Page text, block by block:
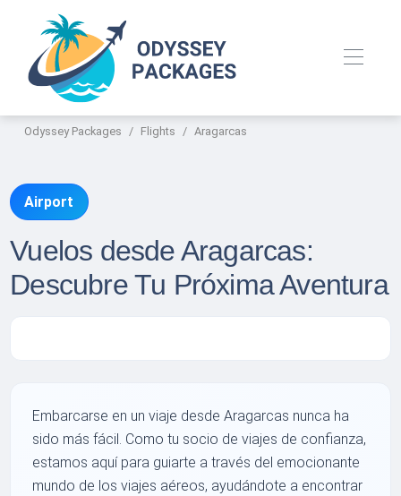
Odyssey Packages Flights Aragarcas
Airport
Vuelos desde Aragarcas:
Descubre Tu Próxima Aventura
Embarcarse en un viaje desde Aragarcas nunca ha
sido más fácil. Como tu socio de viajes de confianza,
estamos aquí para guiarte a través del emocionante
mundo de los viajes aéreos, ayudándote a encontrar